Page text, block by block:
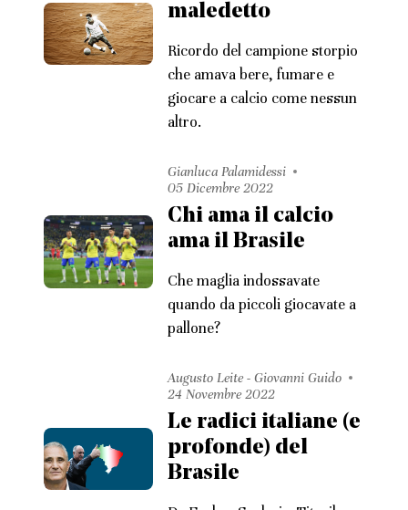
maledetto
Ricordo del campione storpio
che amava bere, fumare e
giocare a calcio come nessun
altro.
Gianluca Palamidessi
05 Dicembre 2022
Chi ama il calcio
ama il Brasile
Che maglia indossavate
quando da piccoli giocavate a
pallone?
Augusto Leite - Giovanni Guido
24 Novembre 2022
Le radici italiane (e
profonde) del
Brasile